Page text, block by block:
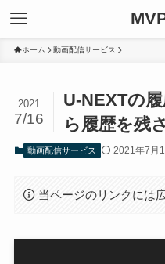
ホーム 動画配信サービス
U-NEXTの
ら履歴を残
2021
7/16
動画配信サービス 2021年7月
当ページのリンクには